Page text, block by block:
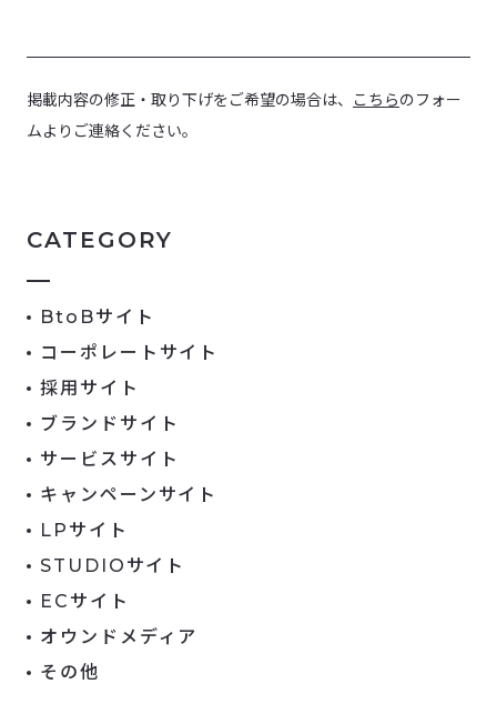
掲載内容の修正・取り下げをご希望の場合は、 こちらのフォー
ムよりご連絡ください。
CATEGORY
BtoBサイト
コーポレートサイト
採用サイト
ブランドサイト
サービスサイト
キャンペーンサイト
LPサイト
STUDIOサイト
ECサイト
オウンドメディア
その他